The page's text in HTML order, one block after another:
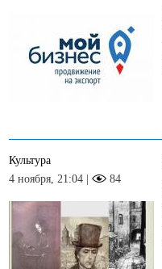
Культура
4 ноября, 21:04 |
84